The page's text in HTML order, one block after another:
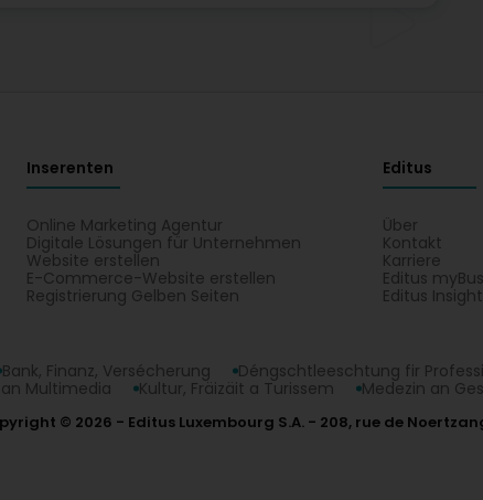
Inserenten
Online Marketing Agentur
Digitale Lösungen für Unternehmen
Website erstellen
E-Commerce-Website erstellen
Registrierung Gelben Seiten
Editus
Über
Kontakt
Karriere
Editus
Editus Insight
Bank, Finanz, Versécherung Déngschtleeschtung fir
Multimedia Kultur, Fräizäit a Turissem Medezin an
© 2026 Editus Luxembourg S.A. 208, rue de